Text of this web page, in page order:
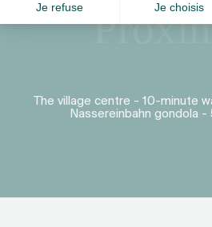
The village centre - 10-minute
Nassereinbahn gondola -